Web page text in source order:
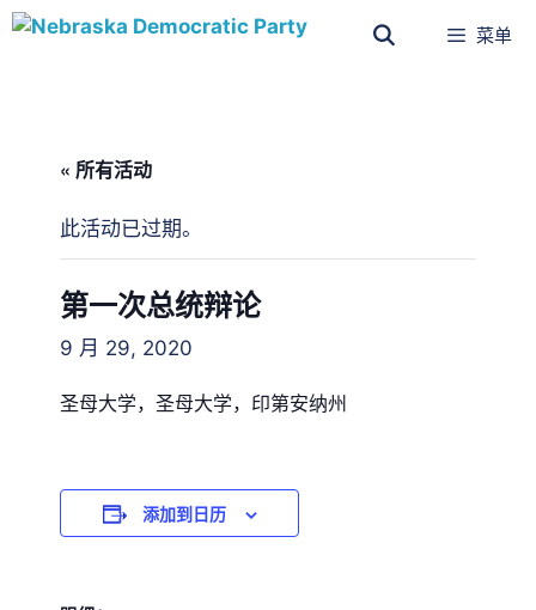
菜单
« 所有活动
此活动已过期。
第一次总统辩论
9 月 29, 2020
圣母大学，圣母大学，印第安纳州
添加到日历